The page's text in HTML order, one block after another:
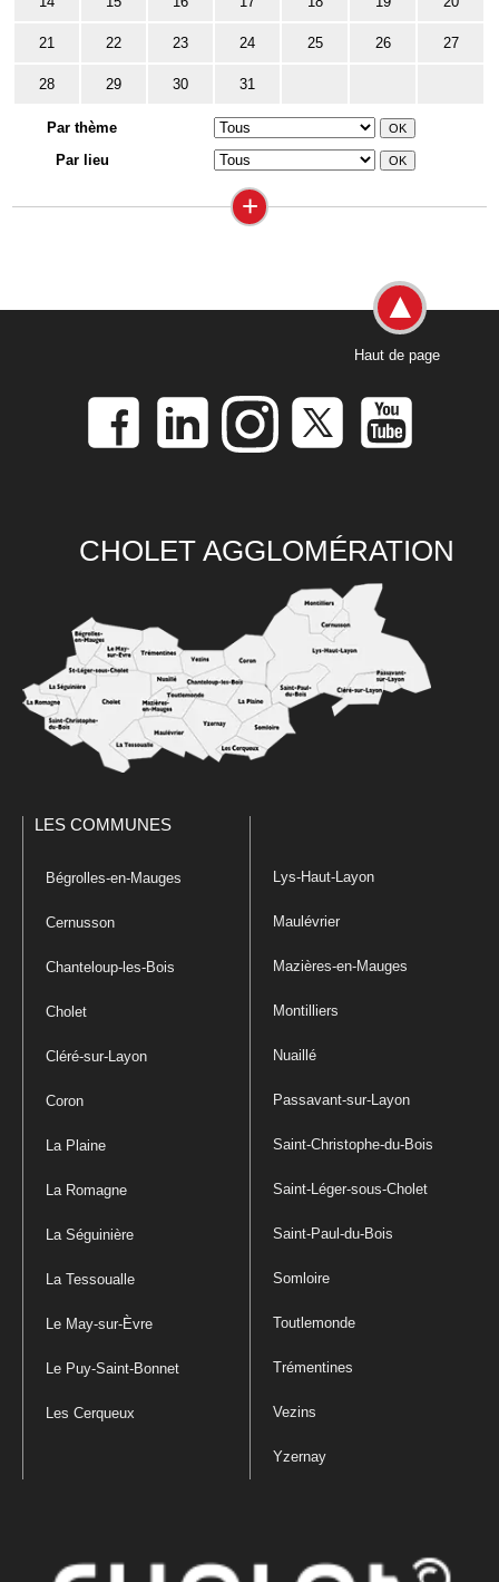
21 22 23 24 25 26 27
28 29 30 31
Par thème
Par lieu
+
Haut de page
CHOLET AGGLOMÉRATION
LES COMMUNES
Bégrolles-en-Mauges
Cernusson
Chanteloup-les-Bois
Cholet
Cléré-sur-Layon
Coron
La Plaine
La Romagne
La Séguinière
La Tessoualle
Le May-sur-Èvre
Le Puy-Saint-Bonnet
Les Cerqueux
Lys-Haut-Layon
Maulévrier
Mazières-en-Mauges
Montilliers
Nuaillé
Passavant-sur-Layon
Saint-Christophe-du-Bois
Saint-Léger-sous-Cholet
Saint-Paul-du-Bois
Somloire
Toutlemonde
Trémentines
Vezins
Yzernay